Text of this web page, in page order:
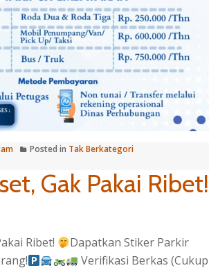
Posted in Tak Berkategori
Gak Pakai Ribet!
Ribet!
Dapatkan Stiker Parkir
Verifikasi Berkas (Cukup